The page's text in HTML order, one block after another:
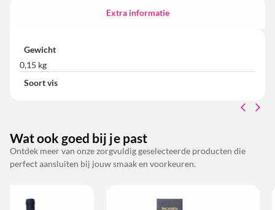
Extra informatie
Gewicht
0,15 kg
Soort vis
Wat ook goed bij je past
Ontdek meer van onze zorgvuldig geselecteerde producten die
perfect aansluiten bij jouw smaak en voorkeuren.